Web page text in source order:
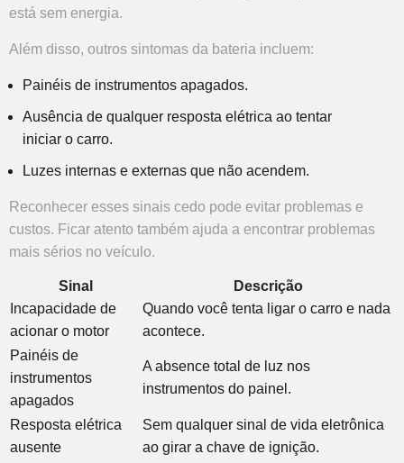
está sem energia.
Além disso, outros sintomas da bateria incluem:
Painéis de instrumentos apagados.
Ausência de qualquer resposta elétrica ao tentar
iniciar o carro.
Luzes internas e externas que não acendem.
Reconhecer esses sinais cedo pode evitar problemas e
custos. Ficar atento também ajuda a encontrar problemas
mais sérios no veículo.
Sinal
Descrição
Incapacidade de
acionar o motor
Quando você tenta ligar o carro e nada
acontece.
Painéis de
instrumentos
apagados
A absence total de luz nos
instrumentos do painel.
Resposta elétrica
ausente
Sem qualquer sinal de vida eletrônica
ao girar a chave de ignição.